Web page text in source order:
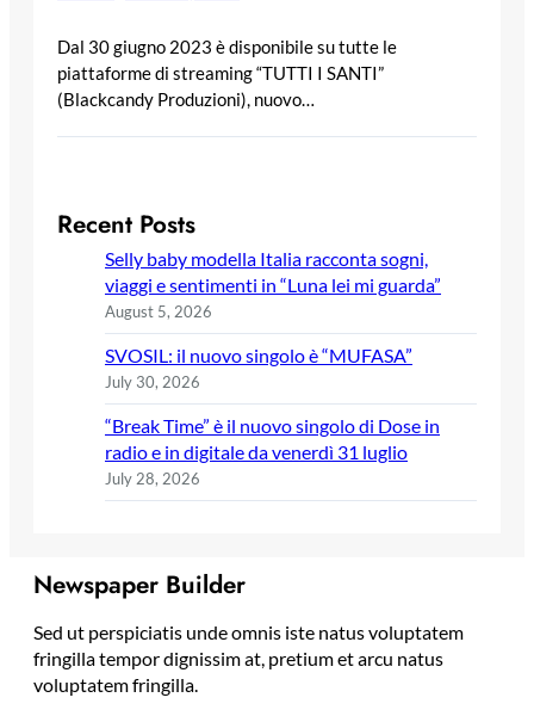
Dal 30 giugno 2023 è disponibile su tutte le
piattaforme di streaming “TUTTI I SANTI”
(Blackcandy Produzioni), nuovo…
Recent Posts
Selly baby modella Italia racconta sogni,
viaggi e sentimenti in “Luna lei mi guarda”
August 5, 2026
SVOSIL: il nuovo singolo è “MUFASA”
July 30, 2026
“Break Time” è il nuovo singolo di Dose in
radio e in digitale da venerdì 31 luglio
July 28, 2026
Newspaper Builder
Sed ut perspiciatis unde omnis iste natus voluptatem
fringilla tempor dignissim at, pretium et arcu natus
voluptatem fringilla.